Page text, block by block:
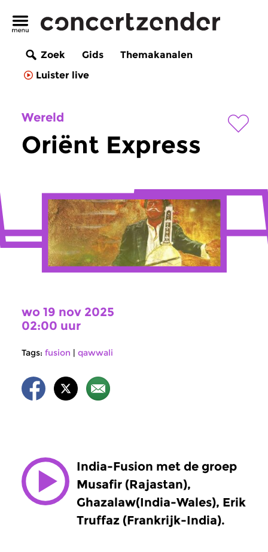
Zoek Gids
Themakanalen
Luister live
Wereld
Oriënt Express
wo 19 nov 2025
02:00 uur
Tags: fusion | qawwali
India-Fusion met de groep
Musafir (Rajastan),
Ghazalaw(India-Wales), Erik
Truffaz (Frankrijk-India).